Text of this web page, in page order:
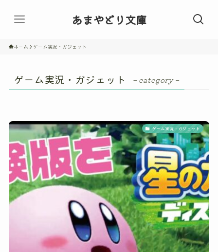
あまやどり文庫
ホーム ゲーム実況・ガジェット
ゲーム実況・ガジェット – category –
ゲーム実況・ガジェット